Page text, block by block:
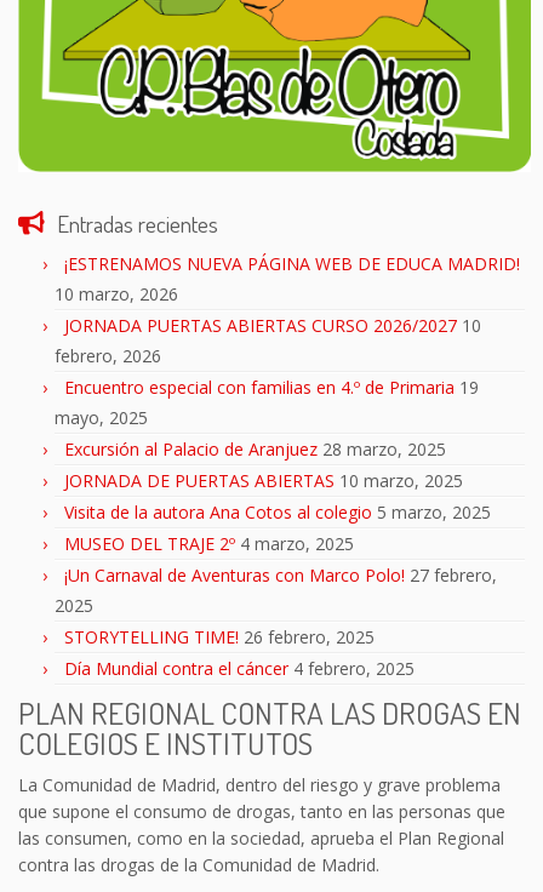
Entradas recientes
¡ESTRENAMOS NUEVA PÁGINA WEB DE EDUCA MADRID!
10 marzo, 2026
JORNADA PUERTAS ABIERTAS CURSO 2026/2027 10
febrero, 2026
Encuentro especial con familias en 4.º de Primaria 19
mayo, 2025
Excursión al Palacio de Aranjuez 28 marzo, 2025
JORNADA DE PUERTAS ABIERTAS 10 marzo, 2025
Visita de la autora Ana Cotos al colegio 5 marzo, 2025
MUSEO DEL TRAJE 2º 4 marzo, 2025
¡Un Carnaval de Aventuras con Marco Polo! 27 febrero,
2025
STORYTELLING TIME! 26 febrero, 2025
Día Mundial contra el cáncer 4 febrero, 2025
PLAN REGIONAL CONTRA LAS DROGAS EN
COLEGIOS E INSTITUTOS
La Comunidad de Madrid, dentro del riesgo y grave problema
que supone el consumo de drogas, tanto en las personas que
las consumen, como en la sociedad, aprueba el Plan Regional
contra las drogas de la Comunidad de Madrid.